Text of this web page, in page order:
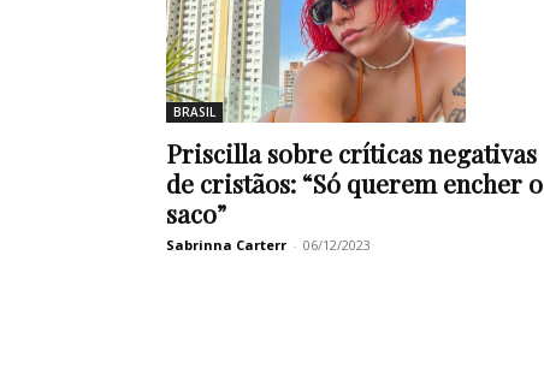
BRASIL
Priscilla sobre críticas negativas
de cristãos: “Só querem encher o
saco”
Sabrinna Carterr - 06/12/2023